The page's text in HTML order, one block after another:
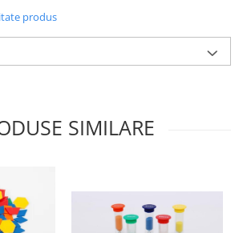
produs
SIMILARE